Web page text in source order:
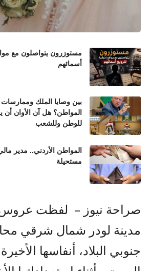
مستوزرون يتواصلون مع
أسمائهم
بين وصايا الملك
المواطن؟ هل آن الأوان أن
للوطن وللشعب
المواطن الأردني.. مدير مالي
مستحيلة
صراحة نيوز – لفظت عروس
مدينة لودر شمال شرقي
جنوبي البلاد، أنفاسها